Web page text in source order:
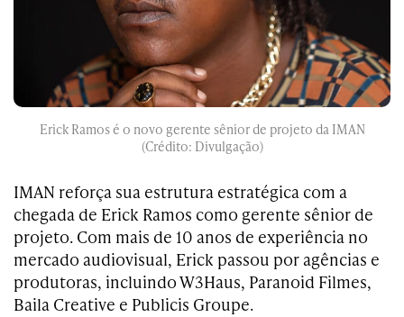
Erick Ramos é o novo gerente sênior de projeto da IMAN
(Crédito: Divulgação)
IMAN reforça sua estrutura estratégica com a
chegada de Erick Ramos como gerente sênior de
projeto. Com mais de 10 anos de experiência no
mercado audiovisual, Erick passou por agências e
produtoras, incluindo W3Haus, Paranoid Filmes,
Baila Creative e Publicis Groupe.